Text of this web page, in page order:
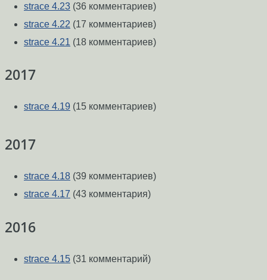
strace 4.23 (36 комментариев)
strace 4.22 (17 комментариев)
strace 4.21 (18 комментариев)
2017
strace 4.19 (15 комментариев)
2017
strace 4.18 (39 комментариев)
strace 4.17 (43 комментария)
2016
strace 4.15 (31 комментарий)